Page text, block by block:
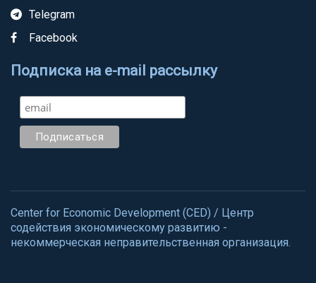
Telegram
Facebook
Подписка на e-mail рассылку
Center for Economic Development (CED) / Центр
содействия экономическому развитию -
некоммерческая неправительственная организация.